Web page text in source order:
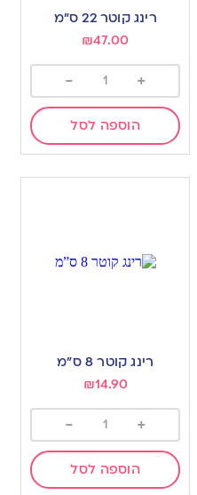
רינג קוטר 22 ס”מ
₪47.00
+
-
הוספה לסל
רינג קוטר 8 ס”מ
₪14.90
+
-
הוספה לסל